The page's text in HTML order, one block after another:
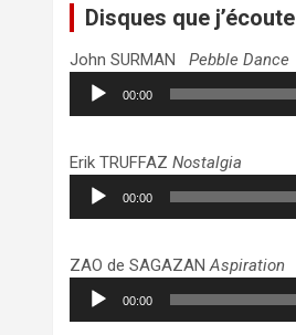
Disques que j’écoute
John SURMANPebble Dance
Lecteur
audio
00:00
Erik TRUFFAZNostalgia
Lecteur
audio
00:00
ZAO de SAGAZANAspiration
Lecteur
audio
00:00